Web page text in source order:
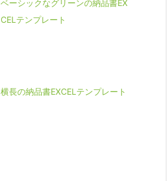
ベーシックなグリーンの納品書EX
CELテンプレート
横長の納品書EXCELテンプレート